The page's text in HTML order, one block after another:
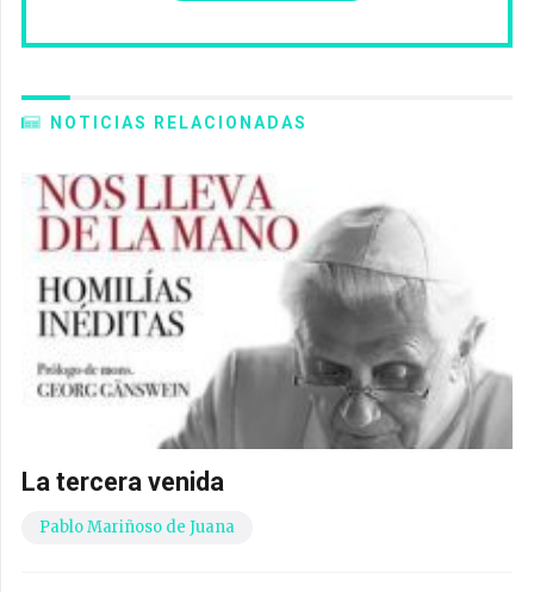
NOTICIAS RELACIONADAS
La tercera venida
Pablo Mariñoso de Juana